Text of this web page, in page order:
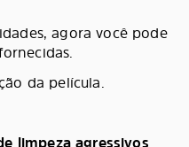
agora você pode
da película.
limpeza agressivos